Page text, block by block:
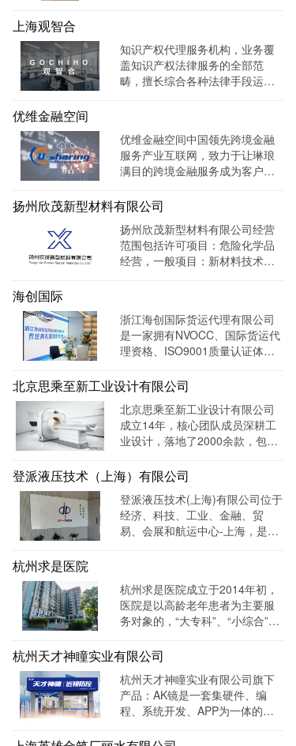
上海观智合
知识产权代理服务机构，业务覆
盖知识产权法律服务的全部范
畴，擅长综合各种法律手段运作
借高效的信息收集网络，和多样
化的保护手段，致力于服务专
利、商标、版权、保护及诉讼等
优维金融空间
优维金融空间中国领先跨境金融
服务产业互联网，致力于让琳琅
满目的跨境金融服务成为客户触
量达 139128W+
扬州欣茂新型材料有限公司
扬州欣茂新型材料有限公司经营
范围包括许可项目：危险化学品
经营，一般项目：新材料技术研
品展示的主要目的，目前全网曝
光量：992915次。
海创国际
浙江海创国际货运代理有限公司
是一家拥有NVOCC、国际货运代
理资格、ISO9001质量认证体系
公司。 官网上线一年多，全网曝
光量：226958次。
北京思乘至新工业设计有限公司
北京思乘至新工业设计有限公司
成立14年，核心团队成员深耕工
业设计，落地了2000余款，包括
功案例。选择LTD枢纽云搭建升
级数字化官网，提高品牌形象和
专业度。目前官网运行全网曝光
数已达到208W+
登派液压技术（上海）有限公司
登派液压技术(上海)有限公司位于
经济、科技、工业、金融、贸
易、会展和航运中心-上海，是一
网全网曝光数达779498次。
杭州求是医院
杭州求是医院成立于2014年初，
医院是以高龄老年患者为主要服
务对象的，“大专科”、“小综合”为
院已开通全国医保联网结算、省
市医保、省市老干部医保及市子
女统筹。通过LTD枢纽云系统升
级数字化品牌官网，患者可以通
过官网进行在线预约，在线咨询
杭州天才神瞳实业有限公司
杭州天才神瞳实业有限公司旗下
产品：AK镜是一套集硬件、编
程、系统开发、APP为一体的智
云系统做竞价投放，搭建符合产